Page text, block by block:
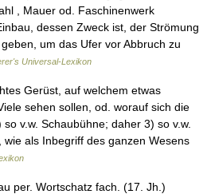
, Mauer od. Faschinenwerk
dessen Zweck ist, der Strömung
um das Ufer vor Abbruch zu
Universal-Lexikon
Gerüst, auf welchem etwas
sehen sollen, od. worauf sich die
v.w. Schaubühne; daher 3) so v.w.
als Inbegriff des ganzen Wesens
per. Wortschatz fach. (17. Jh.)